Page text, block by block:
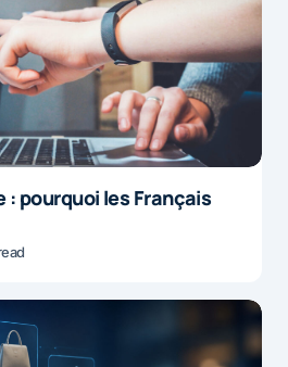
: pourquoi les Français